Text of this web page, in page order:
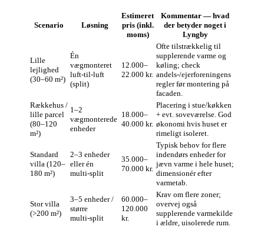
Scenario Løsning
Estimeret
pris (inkl.
moms)
Kommentar — hvad
der betyder noget i
Lyngby
Lille
lejlighed
(30–60 m²)
Én
vægmonteret
luft‑til‑luft
(split)
12.000–
22.000 kr.
Ofte tilstrækkelig til
supplerende varme og
køling; check
andels‑/ejerforeningens
regler før montering på
facaden.
Rækkehus /
lille parcel
(80–120
m²)
1–2
vægmonterede
enheder
18.000–
40.000 kr.
Placering i stue/køkken
+ evt. soveværelse. God
økonomi hvis huset er
rimeligt isoleret.
Standard
villa (120–
180 m²)
2–3 enheder
eller én
multi‑split
35.000–
70.000 kr.
Typisk behov for flere
indendørs enheder for
jævn varme i hele huset;
dimensionér efter
varmetab.
Stor villa
(>200 m²)
3–5 enheder /
større
multi‑split
60.000–
120.000
kr.
Krav om flere zoner;
overvej også
supplerende varmekilde
i ældre, uisolerede rum.